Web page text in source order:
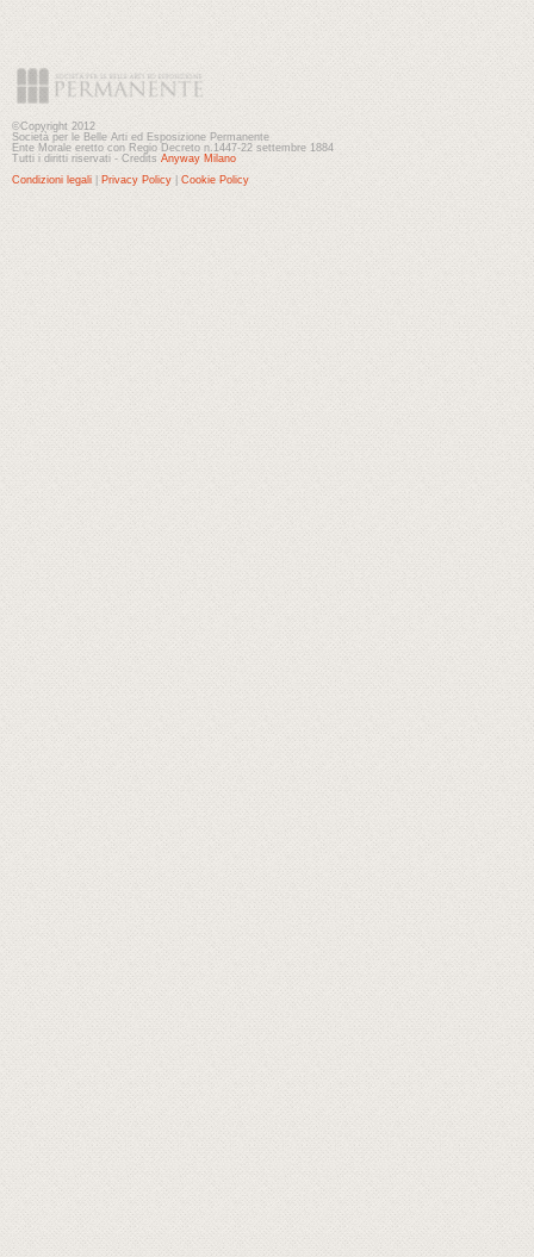
©Copyright 2012
Società per le Belle Arti ed Esposizione Permanente
Ente Morale eretto con Regio Decreto n.1447-22 settembre 1884
Tutti i diritti riservati - Credits Anyway Milano
Condizioni legali
Privacy Policy Cookie Policy